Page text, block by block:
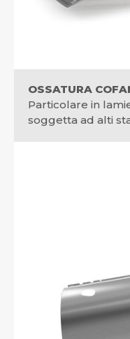
OSSATURA
Particolare in
soggetta ad alti